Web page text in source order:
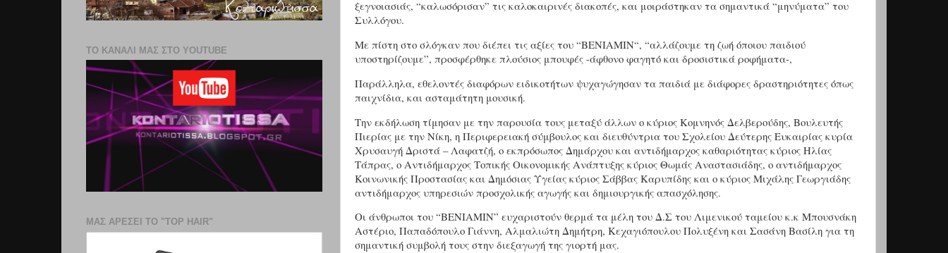
ξεγνοιασιάς, “καλωσόρισαν” τις καλοκαιρινές διακοπές, και μοιράστηκαν τα σημαντικά “μηνύματα” του
Συλλόγου.
Με πίστη στο σλόγκαν που διέπει τις αξίες του “ΒΕΝΙΑΜΙΝ“, “αλλάζουμε τη ζωή όποιου παιδιού
υποστηρίζουμε”, προσφέρθηκε πλούσιος μπουφές -άφθονο φαγητό και δροσιστικά ροφήματα-,
Παράλληλα, εθελοντές διαφόρων ειδικοτήτων ψυχαγώγησαν τα παιδιά με διάφορες δραστηριότητες όπως
παιχνίδια, και ασταμάτητη μουσική.
Την εκδήλωση τίμησαν με την παρουσία τους μεταξύ άλλων ο κύριος Κομνηνός Δελβερούδης, Βουλευτής
Πιερίας με την Νίκη, η Περιφερειακή σύμβουλος και διευθύντρια του Σχολείου Δεύτερης Ευκαιρίας κυρία
Χρυσαυγή Δριστά – Λαφατζή, ο εκπρόσωπος Δημάρχου και αντιδήμαρχος καθαριότητας κύριος Ηλίας
Τάπρας, ο Αντιδήμαρχος Τοπικής Οικονομικής Ανάπτυξης κύριος Θωμάς Αναστασιάδης, ο αντιδήμαρχος
Κοινωνικής Προστασίας και Δημόσιας Υγείας κύριος Σάββας Καρυπίδης και ο κύριος Μιχάλης Γεωργιάδης
αντιδήμαρχος υπηρεσιών προσχολικής αγωγής και δημιουργικής απασχόλησης.
Οι άνθρωποι του “ΒΕΝΙΑΜΙΝ” ευχαριστούν θερμά τα μέλη του Δ.Σ του Λιμενικού ταμείου κ.κ Μπουσνάκη
Αστέριο, Παπαδόπουλο Γιάννη, Αλμαλιώτη Δημήτρη, Κεχαγιόπουλου Πολυξένη και Σασάνη Βασίλη για τη
σημαντική συμβολή τους στην διεξαγωγή της γιορτή μας.
ΤΟ ΚΑΝΑΛΙ ΜΑΣ ΣΤΟ YOUTUBE
ΜΑΣ ΑΡΕΣΕΙ ΤΟ "TOP HAIR"